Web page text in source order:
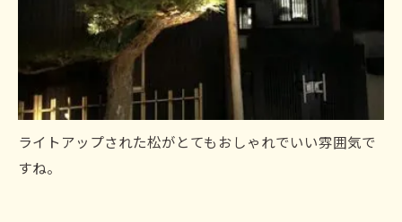
ライトアップされた松がとてもおしゃれでいい雰囲気で
すね。